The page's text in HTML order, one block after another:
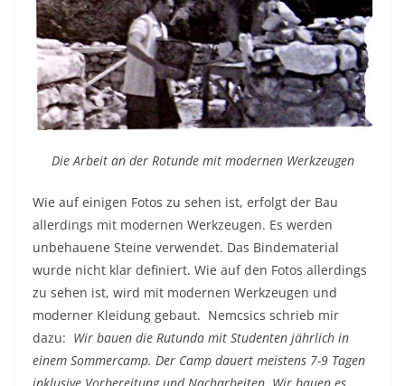
Die Arbeit an der Rotunde mit modernen Werkzeugen
Wie auf einigen Fotos zu sehen ist, erfolgt der Bau
allerdings mit modernen Werkzeugen. Es werden
unbehauene Steine verwendet. Das Bindematerial
wurde nicht klar definiert. Wie auf den Fotos allerdings
zu sehen ist, wird mit modernen Werkzeugen und
moderner Kleidung gebaut. Nemcsics schrieb mir
dazu: Wir bauen die Rutunda mit Studenten jährlich in
einem Sommercamp. Der Camp dauert meistens 7-9 Tagen